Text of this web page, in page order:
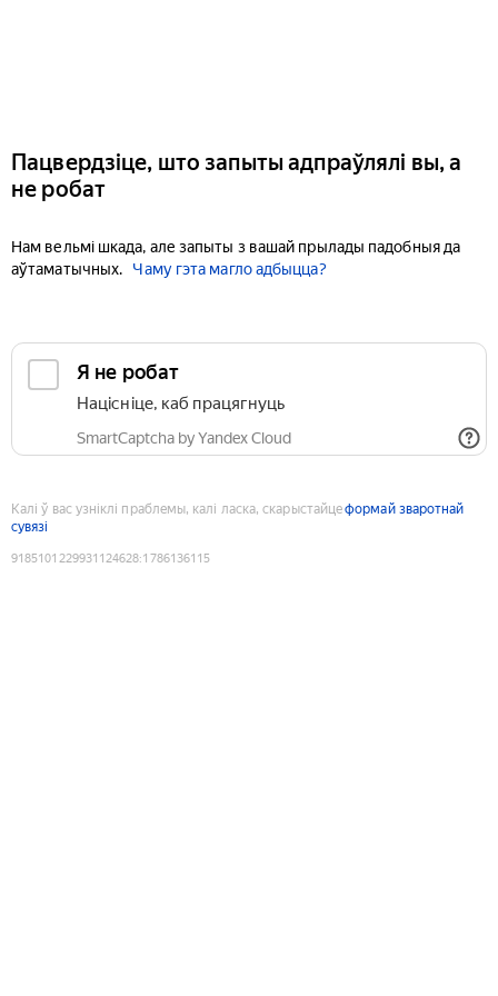
Пацвердзіце, што запыты адпраўлялі вы, а
не робат
Нам вельмі шкада, але запыты з вашай прылады падобныя да
аўтаматычных.
Чаму гэта магло адбыцца?
Я не робат
Націсніце, каб працягнуць
SmartCaptcha by Yandex Cloud
Калі ў вас узніклі праблемы, калі ласка, скарыстайцеформай зваротнай
сувязі
9185101229931124628:1786136115